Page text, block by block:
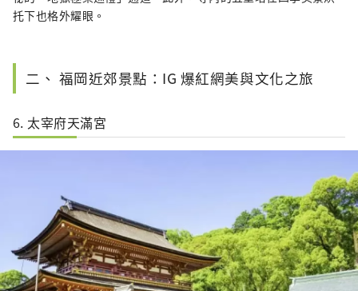
托下也格外耀眼。
二、 福岡近郊景點：IG 爆紅網美與文化之旅
6. 太宰府天滿宮